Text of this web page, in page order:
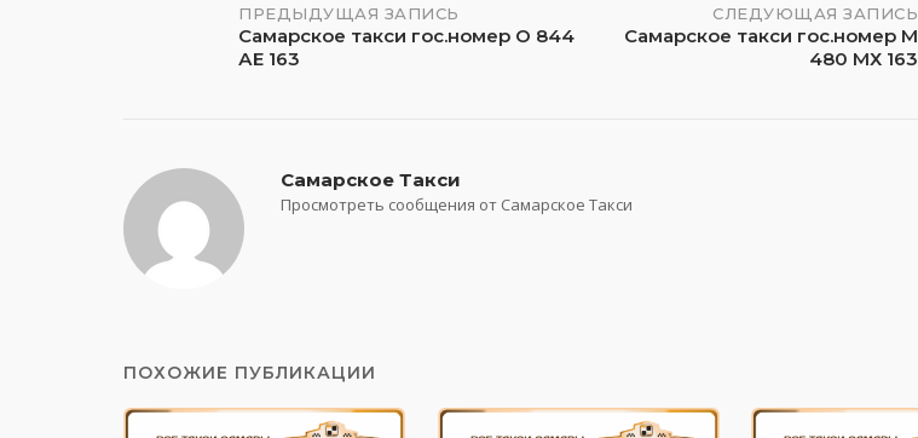
НавигацияПРЕДЫДУЩАЯ ЗАПИСЬ
Самарское такси гос.номер О 844
АЕ 163
СЛЕДУЮЩАЯ ЗАПИСЬ
Самарское такси гос.номер М
480 МХ 163
Самарское Такси
Просмотреть сообщения от Самарское Такси
ПОХОЖИЕ ПУБЛИКАЦИИ